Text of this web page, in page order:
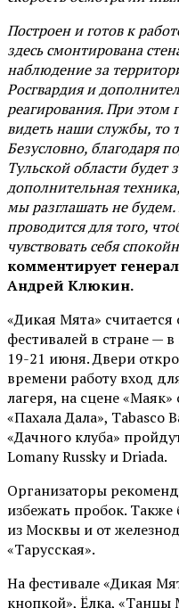
Построен и готов к
здесь смонтирована
наблюдение за
Росгвардия и
реагирования. При этом
видеть наши службы, то
Безусловно, благодаря
Тульской области будет
дополнительная
мы разглашать не будем.
проводится для того,
чувствовать себя
комментирует
Андрей Клюкин.
«Дикая Мята»
фестивалей в стране —
19-21 июня. Двери
времени работу вход
лагеря, на сцене
«Пахала Дала», Tabasco
«Дачного клуба»
Lomany Russky и Driada.
Организаторы
избежать пробок.
из Москвы и от
«Тарусская».
На фестивале «Дикая
кнопкой», Ёлка, «Танцы